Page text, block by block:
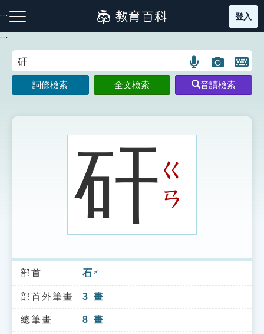
到
主
:::
注音索引圖示 筆畫索引圖示 部首索引表圖示
索引選單
知識索引
單字索引
登入
:::
語
言
搜
示
圖
片
搜
開
鍵
圖
詞條檢索 全文檢索 音讀檢索
矸ㄍ
ㄢ
部首 石 ㄕˊ
部首外筆畫 3 畫
總筆畫 8 畫